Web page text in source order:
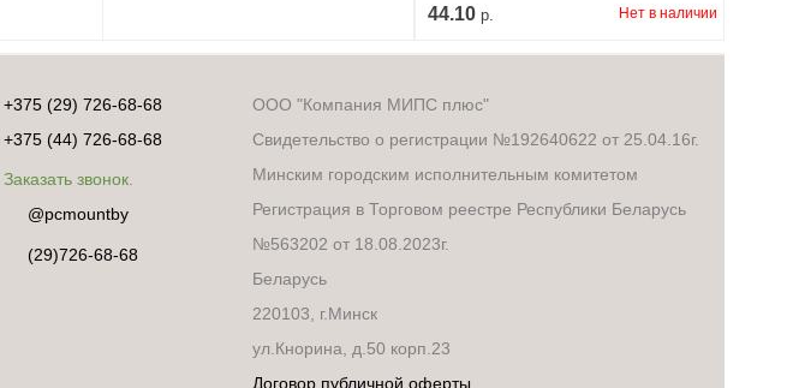
44.10р. Нет в наличии
+375 (29) 726-68-68
+375 (44) 726-68-68
Заказать звонок.
@pcmountby
(29)726-68-68
ООО "Компания МИПС плюс"
Свидетельство о регистрации №192640622 от 25.04.16г.
Минским городским исполнительным комитетом
Регистрация в Торговом реестре Республики Беларусь
№563202 от 18.08.2023г.
Беларусь
220103, г.Минск
ул.Кнорина, д.50 корп.23
Договор публичной оферты